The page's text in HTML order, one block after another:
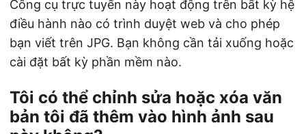
Công cụ trực tuyến này hoạt động trên bất kỳ hệ
điều hành nào có trình duyệt web và cho phép
bạn viết trên JPG. Bạn không cần tải xuống hoặc
cài đặt bất kỳ phần mềm nào.
Tôi có thể chỉnh sửa hoặc xóa văn
bản tôi đã thêm vào hình ảnh sau